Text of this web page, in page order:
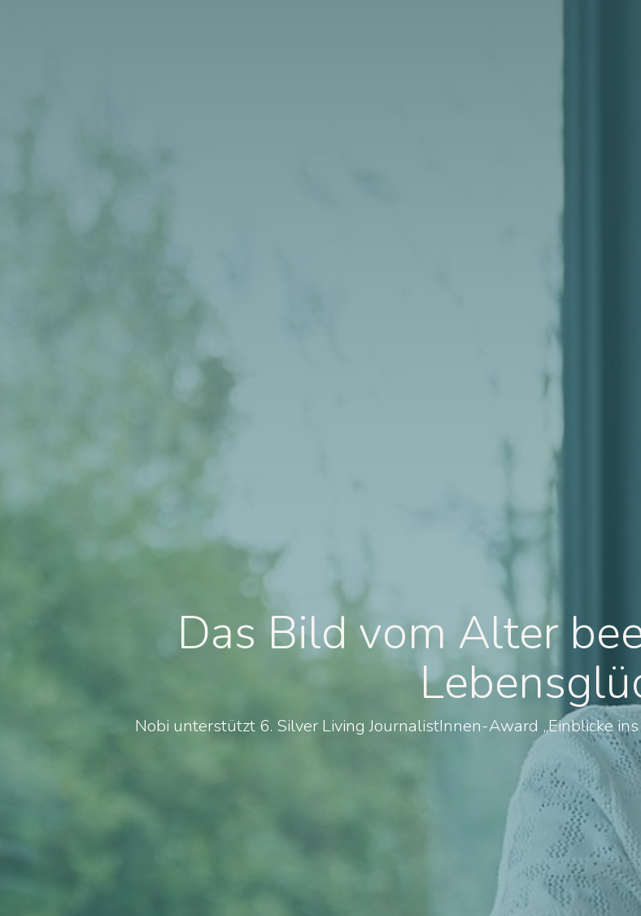
Das Bild vom Alter
Nobi unterstützt 6. Silver Living JournalistInnen-Award „Einblicke